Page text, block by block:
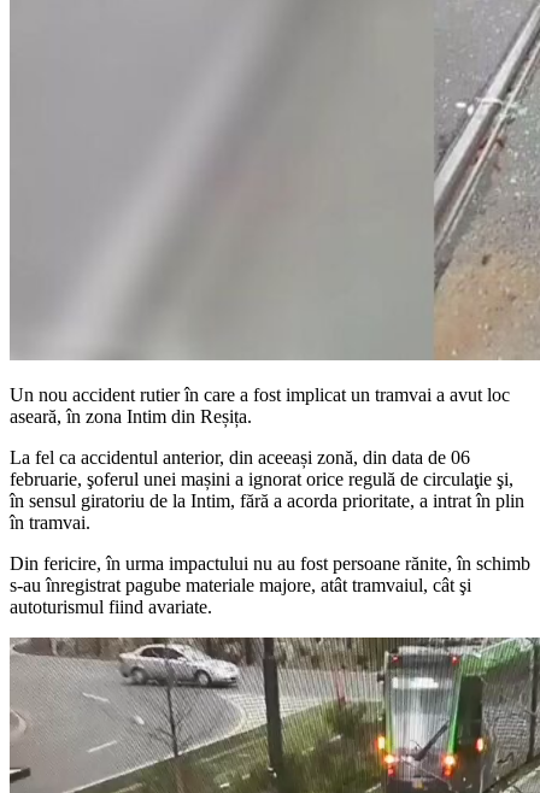
Un nou accident rutier în care a fost implicat un tramvai a avut loc
aseară, în zona Intim din Reșița.
La fel ca accidentul anterior, din aceeași zonă, din data de 06
februarie, şoferul unei mașini a ignorat orice regulă de circulaţie şi,
în sensul giratoriu de la Intim, fără a acorda prioritate, a intrat în plin
în tramvai.
Din fericire, în urma impactului nu au fost persoane rănite, în schimb
s-au înregistrat pagube materiale majore, atât tramvaiul, cât şi
autoturismul fiind avariate.